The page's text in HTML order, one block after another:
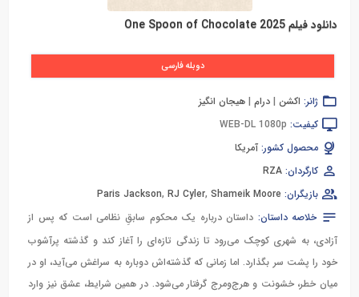
دانلود فیلم One Spoon of Chocolate 2025
دوبله فارسی
ژانر: اکشن | درام | هیجان انگیز
کیفیت: WEB-DL 1080p
محصول کشور: آمریکا
کارگردان: RZA
بازیگران:
Paris Jackson, RJ Cyler, Shameik Moore
خلاصه داستان: داستان درباره یک محکوم سابقِ نظامی است که پس از
آزادی، به شهری کوچک می‌رود تا زندگی تازه‌ای را آغاز کند و گذشته پرآشوب
خود را پشت سر بگذارد. اما زمانی که گذشته‌اش دوباره به سراغش می‌آید، او در
میان خطر، خشونت و هرج‌ومرج گرفتار می‌شود. در همین شرایط، عشق نیز وارد